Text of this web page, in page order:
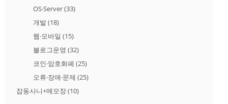
OS·Server(33)
개발(18)
웹·모바일 (15)
블로그운영 (32)
코인·암호화폐 (25)
오류·장애·문제 (25)
잡동사니+메모장(10)